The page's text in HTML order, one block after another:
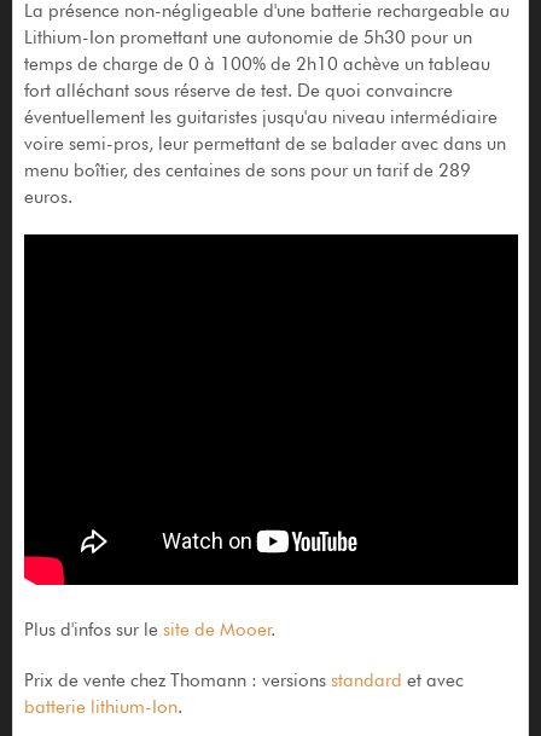
La présence non-négligeable d'une batterie rechargeable au
Lithium-Ion promettant une autonomie de 5h30 pour un
temps de charge de 0 à 100% de 2h10 achève un tableau
fort alléchant sous réserve de test. De quoi convaincre
éventuellement les guitaristes jusqu'au niveau intermédiaire
voire semi-pros, leur permettant de se balader avec dans un
menu boîtier, des centaines de sons pour un tarif de 289
euros.
Plus d'infos sur le site de Mooer.
Prix de vente chez Thomann : versions standard et avec
batterie lithium-Ion.